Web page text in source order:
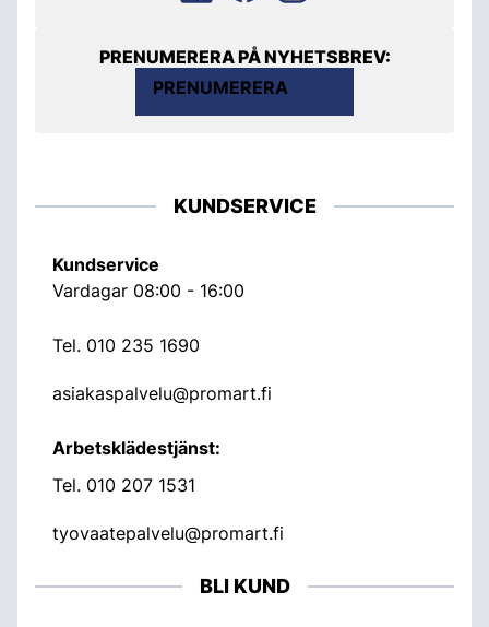
PRENUMERERA PÅ NYHETSBREV:
PRENUMERERA
KUNDSERVICE
Kundservice
Vardagar 08:00 - 16:00
Tel. 010 235 1690
asiakaspalvelu@promart.fi
Arbetsklädestjänst:
Tel. 010 207 1531
tyovaatepalvelu@promart.fi
BLI KUND